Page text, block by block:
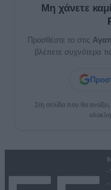
Μη χάνετε
Προσθέστε το στις
βλέπετε συχνότερα
Στη σελίδα που θα